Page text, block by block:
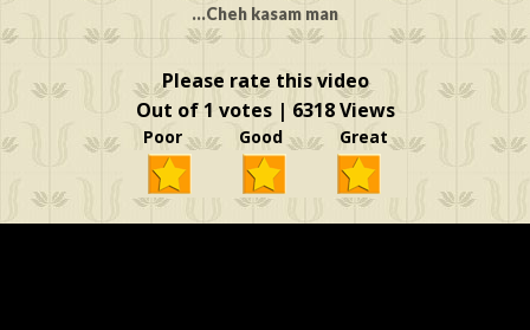
Cheh kasam man...
Please rate this video
Out of 1 votes | 6318 Views
Poor Good Great